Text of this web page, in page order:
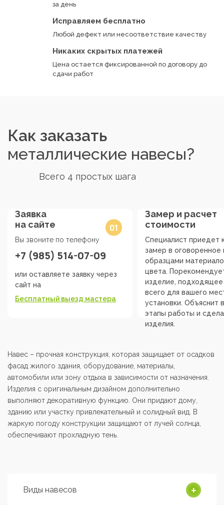
за день
Исправляем бесплатно
Любой дефект или несоответствие качеству
Никаких скрытых платежей
Цена остается фиксированной по договору до
сдачи работ
Как заказать
металлические навесы?
Всего 4 простых шага
01
Заявка
на сайте
Вы звоните по телефону
+7 (985) 514-07-09
или оставляете заявку через
сайт на
Бесплатный выезд мастера
Замер и расчет
стоимости
Специалист приедет
замер в оговоренное
образцами
цвета.
изделие,
всего для вашего
установки. Объяснит
этапы работы и
изделия.
Навес – прочная конструкция, которая защищает от осадков
фасад жилого здания, оборудование, материалы,
автомобили или зону отдыха в зависимости от назначения.
Изделия с оригинальным дизайном дополнительно
выполняют декоративную функцию. Они придают дому,
зданию или участку привлекательный и солидный вид. В
жаркую погоду конструкции защищают от лучей солнца,
обеспечивают прохладную тень.
Виды навесов